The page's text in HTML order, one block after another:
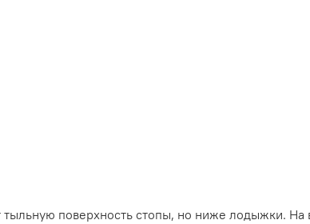
поверхность стопы, но ниже лодыжки. На